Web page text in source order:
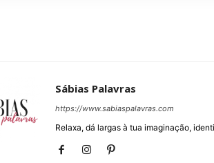
Sábias Palavras
https://www.sabiaspalavras.com
Relaxa, dá largas à tua imaginação,